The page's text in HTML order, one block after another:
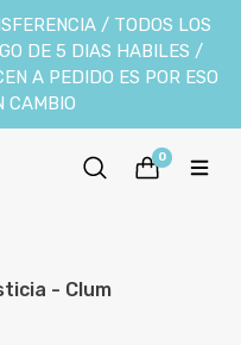
/ TODOS LOS
DE 5 DIAS HABILES /
A PEDIDO ES POR ESO
CAMBIO
0
- Clum